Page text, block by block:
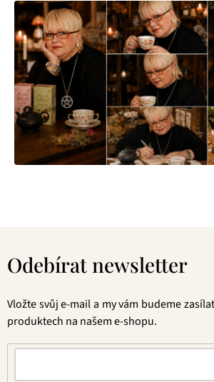
Odebírat newsletter
Vložte svůj e-mail a my vám budeme
produktech na našem e-shopu.